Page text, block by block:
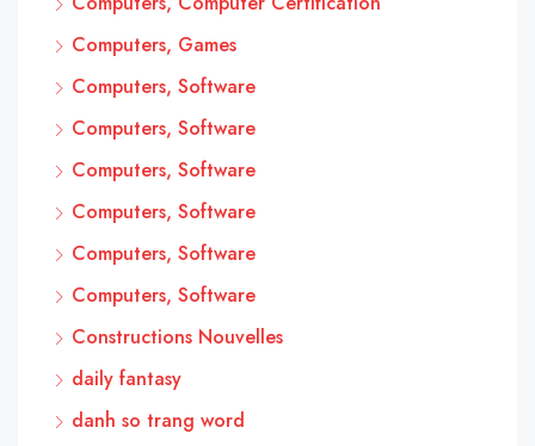
Computers, Games
Computers, Software
Computers, Software
Computers, Software
Computers, Software
Computers, Software
Computers, Software
Constructions Nouvelles
daily fantasy
danh so trang word